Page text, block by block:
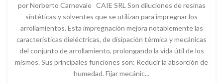
por Norberto Carnevale CAIE SRL Son diluciones de resinas
sintéticas y solventes que se utilizan para impregnar los
arrollamientos. Esta impregnación mejora notablemente las
características dieléctricas, de disipación térmica y mecánicas
del conjunto de arrollamiento, prolongando la vida útil de los
mismos. Sus principales funciones son: Reducir la absorción de
humedad. Fijar mecánic...